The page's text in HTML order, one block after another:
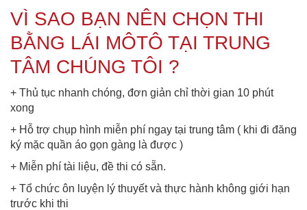
VÌ SAO BẠN NÊN CHỌN THI
BẰNG LÁI MÔTÔ TẠI TRUNG
TÂM CHÚNG TÔI ?
+ Thủ tục nhanh chóng, đơn giản chỉ thời gian 10 phút
xong
+ Hỗ trợ chụp hình miễn phí ngay tại trung tâm ( khi đi đăng
ký mặc quần áo gọn gàng là được )
+ Miễn phí tài liệu, đề thi có sẵn.
+ Tổ chức ôn luyện lý thuyết và thực hành không giới hạn
trước khi thi